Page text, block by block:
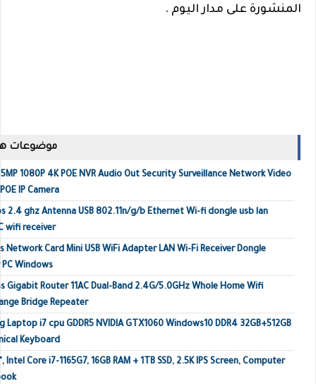
المنشورة على مدار اليوم .
موضوعات
1080P 4K POE NVR Audio Out Security Surveillance Network Video
IP Camera
2.4 ghz Antenna USB 802.11n/g/b Ethernet Wi-fi dongle usb lan
wifi receiver
Network Card Mini USB WiFi Adapter LAN Wi-Fi Receiver Dongle
Windows
Gigabit Router 11AC Dual-Band 2.4G/5.0GHz Whole Home Wifi
Bridge Repeater
Laptop i7 cpu GDDR5 NVIDIA GTX1060 Windows10 DDR4 32GB+512GB
Keyboard
Core i7-1165G7, 16GB RAM + 1TB SSD, 2.5K IPS Screen, Computer